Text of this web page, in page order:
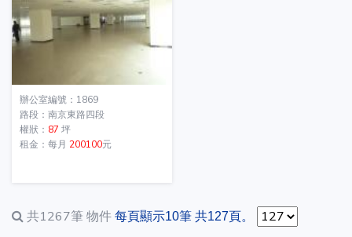
辦公室編號：1869
路段：南京東路四段
權狀： 87 坪
租金：每月 200100元
共1267筆 物件 每頁顯示10筆 共127頁。